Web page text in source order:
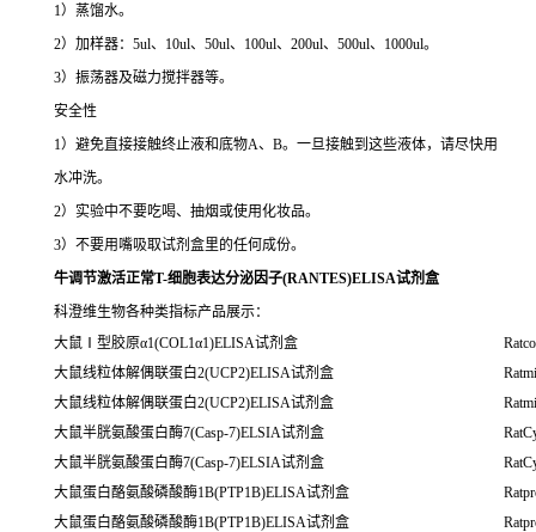
1）蒸馏水。
2）加样器：5ul、10ul、50ul、100ul、200ul、500ul、1000ul。
3）振荡器及磁力搅拌器等。
安全性
1）避免直接接触终止液和底物A、B。一旦接触到这些液体，请尽快用
水冲洗。
2）实验中不要吃喝、抽烟或使用化妆品。
3）不要用嘴吸取试剂盒里的任何成份。
牛调节激活正常T-细胞表达分泌因子(RANTES)ELISA试剂盒
科澄维生物各种类指标产品展示：
大鼠Ⅰ型胶原α1(COL1α1)ELISA试剂盒
大鼠线粒体解偶联蛋白2(UCP2)ELISA试剂盒
大鼠线粒体解偶联蛋白2(UCP2)ELISA试剂盒
大鼠半胱氨酸蛋白酶7(Casp-7)ELSIA试剂盒
大鼠半胱氨酸蛋白酶7(Casp-7)ELSIA试剂盒
大鼠蛋白酪氨酸磷酸酶1B(PTP1B)ELISA试剂盒
大鼠蛋白酪氨酸磷酸酶1B(PTP1B)ELISA试剂盒